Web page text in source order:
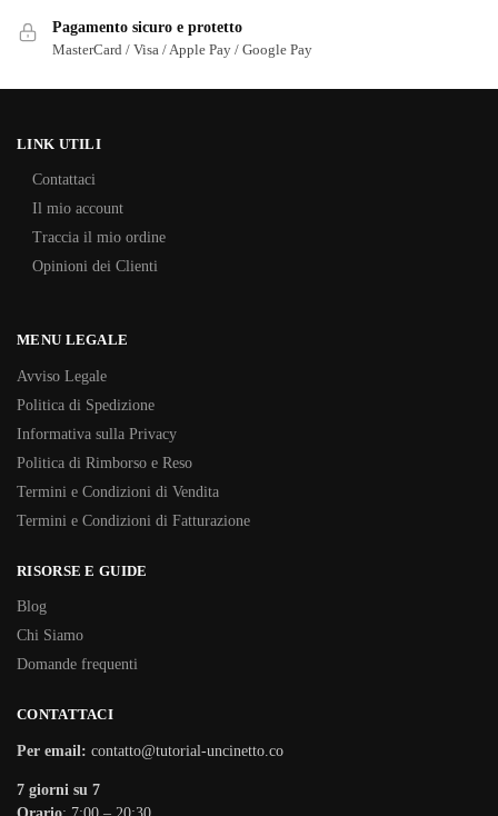
Pagamento sicuro e protetto
MasterCard / Visa / Apple Pay / Google Pay
LINK UTILI
Contattaci
Il mio account
Traccia il mio ordine
Opinioni dei Clienti
MENU LEGALE
Avviso Legale
Politica di Spedizione
Informativa sulla Privacy
Politica di Rimborso e Reso
Termini e Condizioni di Vendita
Termini e Condizioni di Fatturazione
RISORSE E GUIDE
Blog
Chi Siamo
Domande frequenti
CONTATTACI
Per email: contatto@tutorial-uncinetto.co
7 giorni su 7